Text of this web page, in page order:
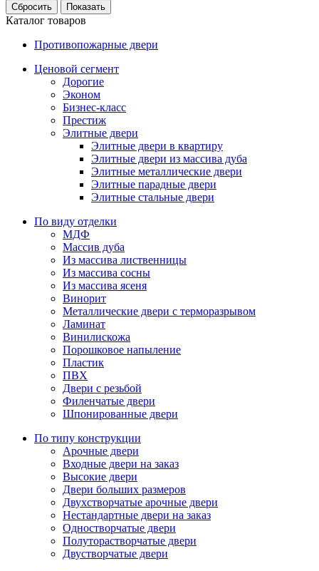
Каталог товаров
Противопожарные двери
Ценовой сегмент
Дорогие
Эконом
Бизнес-класс
Престиж
Элитные двери
Элитные двери в квартиру
Элитные двери из массива дуба
Элитные металлические двери
Элитные парадные двери
Элитные стальные двери
По виду отделки
МДФ
Массив дуба
Из массива лиственницы
Из массива сосны
Из массива ясеня
Винорит
Металлические двери с терморазрывом
Ламинат
Винилискожа
Порошковое напыление
Пластик
ПВХ
Двери с резьбой
Филенчатые двери
Шпонированные двери
По типу конструкции
Арочные двери
Входные двери на заказ
Высокие двери
Двери больших размеров
Двухстворчатые арочные двери
Нестандартные двери на заказ
Одностворчатые двери
Полуторастворчатые двери
Двустворчатые двери